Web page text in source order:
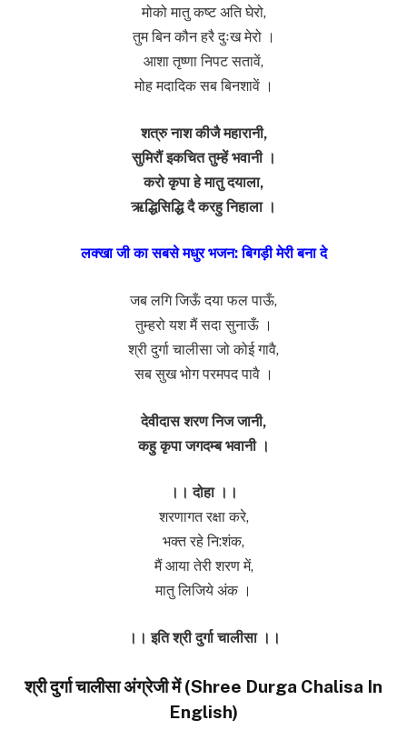
मोको मातु कष्ट अति घेरो,
तुम बिन कौन हरै दुःख मेरो ।
आशा तृष्णा निपट सतावें,
मोह मदादिक सब बिनशावें ।
शत्रु नाश कीजै महारानी,
सुमिरौं इकचित तुम्हें भवानी ।
करो कृपा हे मातु दयाला,
ऋद्धिसिद्धि दै करहु निहाला ।
लक्खा जी का सबसे मधुर भजन: बिगड़ी मेरी बना दे
जब लगि जिऊँ दया फल पाऊँ,
तुम्हरो यश मैं सदा सुनाऊँ ।
श्री दुर्गा चालीसा जो कोई गावै,
सब सुख भोग परमपद पावै ।
देवीदास शरण निज जानी,
कहु कृपा जगदम्ब भवानी ।
।। दोहा ।।
शरणागत रक्षा करे,
भक्त रहे नि:शंक,
मैं आया तेरी शरण में,
मातु लिजिये अंक ।
।। इति श्री दुर्गा चालीसा ।।
श्री दुर्गा चालीसा अंग्रेजी में (Shree Durga Chalisa In
English)